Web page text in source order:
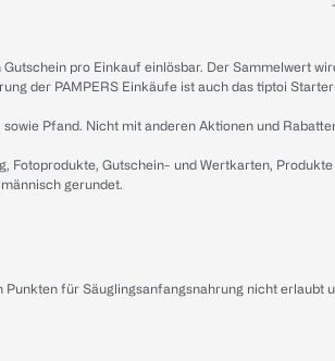
pro Einkauf einlösbar. Der Sammelwert
der PAMPERS Einkäufe ist auch das tiptoi
Pfand. Nicht mit anderen Aktionen und
Fotoprodukte, Gutschein- und Wertkarten,
gerundet.
für Säuglingsanfangsnahrung nicht erlaubt